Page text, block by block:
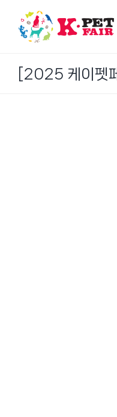
content
[2025 케이펫